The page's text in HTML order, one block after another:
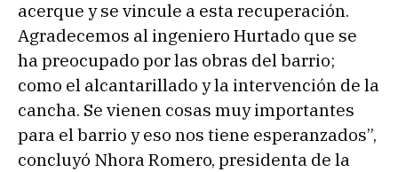
acerque y se vincule a esta recuperación.
Agradecemos al ingeniero Hurtado que se
ha preocupado por las obras del barrio;
como el alcantarillado y la intervención de la
cancha. Se vienen cosas muy importantes
para el barrio y eso nos tiene esperanzados”,
concluyó Nhora Romero, presidenta de la